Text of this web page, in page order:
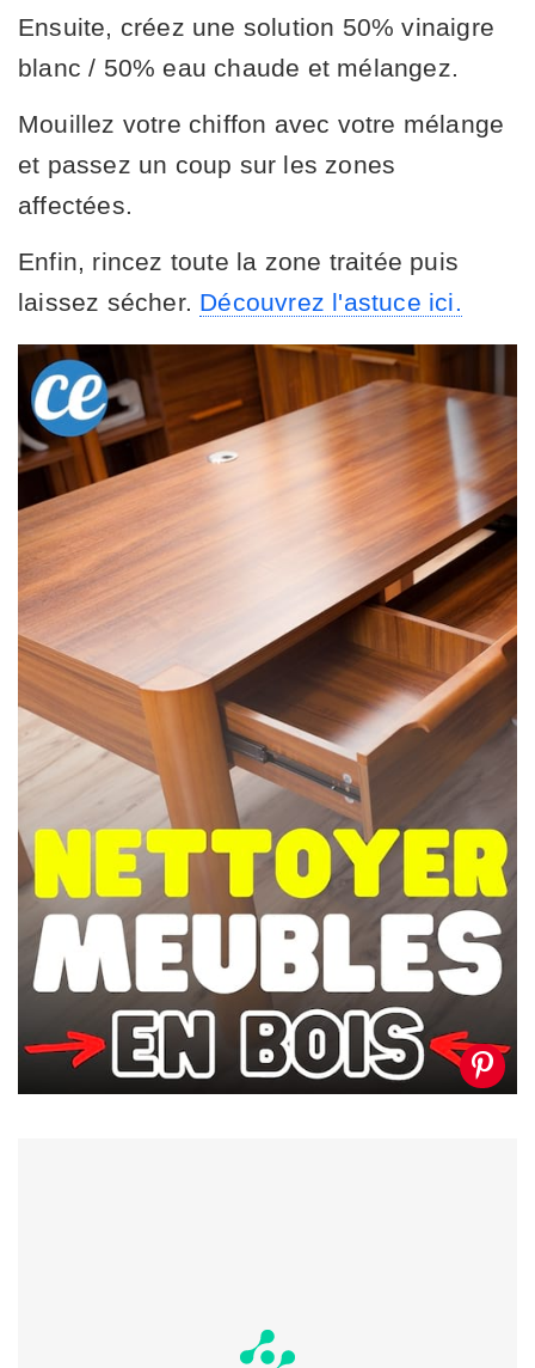
Ensuite, créez une solution 50% vinaigre
blanc / 50% eau chaude et mélangez.
Mouillez votre chiffon avec votre mélange
et passez un coup sur les zones
affectées.
Enfin, rincez toute la zone traitée puis
laissez sécher. Découvrez l'astuce ici.